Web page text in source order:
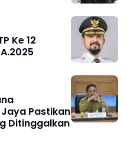
Ke 12
Pastikan
Ditinggalkan